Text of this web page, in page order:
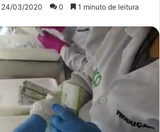
24/03/2020 0 1 minuto de leitura